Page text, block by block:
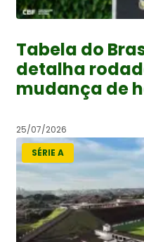
Tabela do
detalha
mudança de
25/07/2026
SÉRIE A